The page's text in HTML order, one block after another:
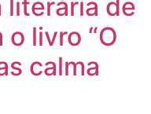
literária de
livro “O
calma